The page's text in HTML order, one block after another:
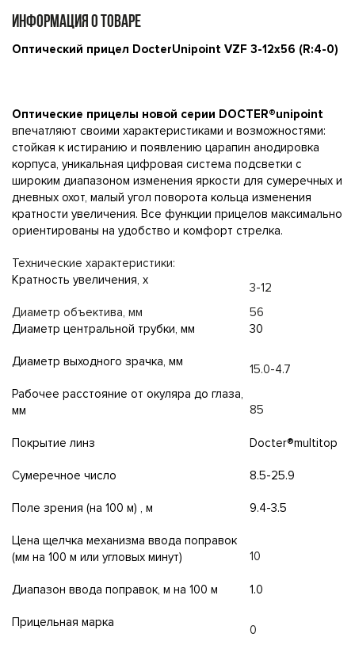
ИНФОРМАЦИЯ О ТОВАРЕ
Оптический прицел DocterUnipoint VZF 3-12x56 (R:4-0)
Оптические прицелы новой серии DOCTER®unipoint
впечатляют своими характеристиками и возможностями:
стойкая к истиранию и появлению царапин анодировка
корпуса, уникальная цифровая система подсветки с
широким диапазоном изменения яркости для сумеречных и
дневных охот, малый угол поворота кольца изменения
кратности увеличения. Все функции прицелов максимально
ориентированы на удобство и комфорт стрелка.
Технические характеристики:
Кратность увеличения, х
3-12
Диаметр объектива, мм
56
Диаметр центральной трубки, мм
30
Диаметр выходного зрачка, мм
15.0-4.7
Рабочее расстояние от окуляра до глаза,
мм
85
Покрытие линз Docter®multitop
Сумеречное число 8.5-25.9
Поле зрения (на 100 м) , м 9.4-3.5
Цена щелчка механизма ввода поправок
(мм на 100 м или угловых минут)
10
Диапазон ввода поправок, м на 100 м 1.0
Прицельная марка
0